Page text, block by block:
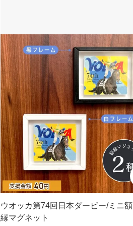
ウオッカ第74回日本ダービー/ミニ額
縁マグネット